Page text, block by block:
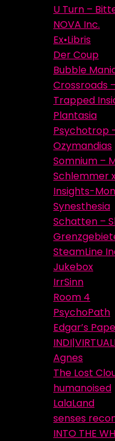
menu
U Turn –
NOVA Inc.
Ex•Libris
Der Coup
Bubble
Crossroads
Trapped
Plantasia
Psychotrop
Ozymandias
Somnium –
Schlemmer
Insights-
Synesthesia
Schatten –
SteamLine
Jukebox
IrrSinn
Room 4
PsychoPath
Edgar’s
Agnes
The Lost
humanoised
LalaLand
senses
INTO THE